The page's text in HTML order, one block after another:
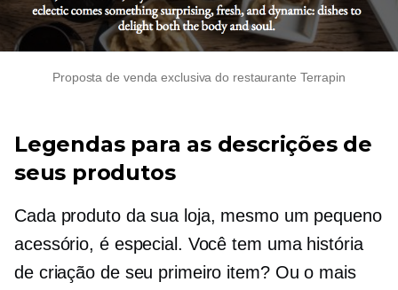
Proposta de venda exclusiva do restaurante Terrapin
Legendas para as descrições de
seus produtos
Cada produto da sua loja, mesmo um pequeno
acessório, é especial. Você tem uma história
de criação de seu primeiro item? Ou o mais